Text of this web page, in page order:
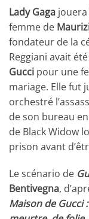
Lady Gaga
femme de
fondateur de la
Reggiani avait
Gucci pour une
mariage. Elle fut
orchestré
de son bureau
de Black Widow
prison avant
Le scénario de
Bentivegna,
Maison de Gucci